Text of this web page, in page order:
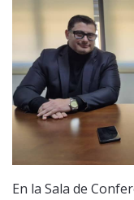
En la Sala de